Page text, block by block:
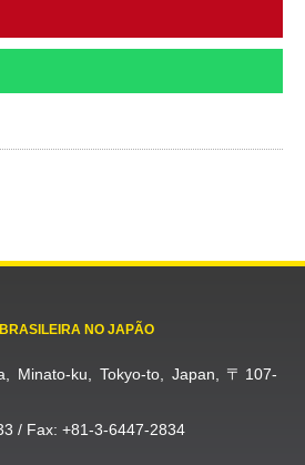
NO JAPÃO
Minato-ku, Tokyo-to, Japan, 〒107-
/ Fax: +81-3-6447-2834